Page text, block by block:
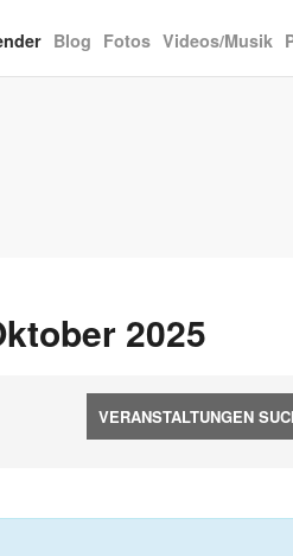
Blog Fotos Videos/Musik
2025